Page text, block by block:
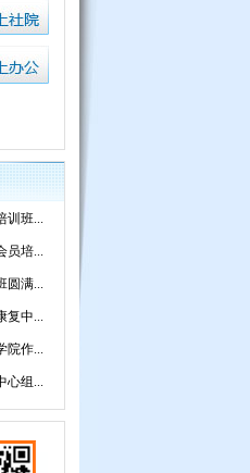
训班...
员培...
圆满...
复中...
院作...
心组...